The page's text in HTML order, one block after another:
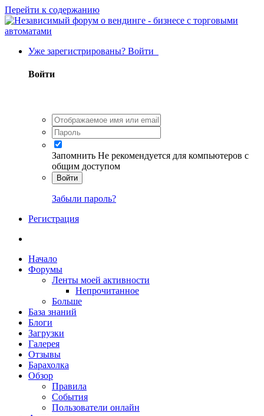
Перейти к содержанию
Уже зарегистрированы? Войти
Войти
Запомнить Не рекомендуется для компьютеров с
общим доступом
Войти
Забыли пароль?
Регистрация
Начало
Форумы
Ленты моей активности
Непрочитанное
Больше
База знаний
Блоги
Загрузки
Галерея
Отзывы
Барахолка
Обзор
Правила
События
Пользователи онлайн